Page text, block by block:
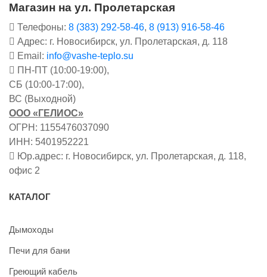
Магазин на ул. Пролетарская
Телефоны: 8 (383) 292-58-46, 8 (913) 916-58-46
Адрес: г. Новосибирск, ул. Пролетарская, д. 118
Email: info@vashe-teplo.su
ПН-ПТ (10:00-19:00),
СБ (10:00-17:00),
ВС (Выходной)
ООО «ГЕЛИОС»
ОГРН: 1155476037090
ИНН: 5401952221
Юр.адрес: г. Новосибирск, ул. Пролетарская, д. 118,
офис 2
КАТАЛОГ
Дымоходы
Печи для бани
Греющий кабель